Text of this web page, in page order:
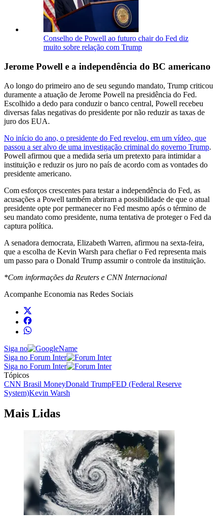
Conselho de Powell ao futuro chair do Fed diz
muito sobre relação com Trump
Jerome Powell e a independência do BC americano
Ao longo do primeiro ano de seu segundo mandato, Trump criticou
duramente a atuação de Jerome Powell na presidência do Fed.
Escolhido a dedo para conduzir o banco central, Powell recebeu
diversas falas negativas do presidente por não reduzir as taxas de
juro dos EUA.
No início do ano, o presidente do Fed revelou, em um vídeo, que
passou a ser alvo de uma investigação criminal do governo Trump.
Powell afirmou que a medida seria um pretexto para intimidar a
instituição e reduzir os juro no país de acordo com as vontades do
presidente americano.
Com esforços crescentes para testar a independência do Fed, as
acusações a Powell também abriram a possibilidade de que o atual
presidente opte por permanecer no Fed mesmo após o término de
seu mandato como presidente, numa tentativa de proteger o Fed da
captura política.
A senadora democrata, Elizabeth Warren, afirmou na sexta-feira,
que a escolha de Kevin Warsh para chefiar o Fed representa mais
um passo para o Donald Trump assumir o controle da instituição.
*Com informações da Reuters e CNN Internacional
Acompanhe Economia nas Redes Sociais
Siga no
Siga no Forum Inter
Siga no Forum Inter
Tópicos
CNN Brasil MoneyDonald TrumpFED (Federal Reserve
System)Kevin Warsh
Mais Lidas